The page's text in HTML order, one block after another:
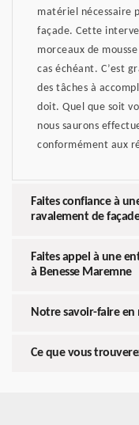
matériel nécessaire
façade. Cette
morceaux de
cas échéant. C’est
des tâches à
doit. Quel que soit
nous saurons
conformément aux
Faites confiance à
ravalement de
Faites appel à une
à Benesse Maremne
Notre savoir-faire
Ce que vous